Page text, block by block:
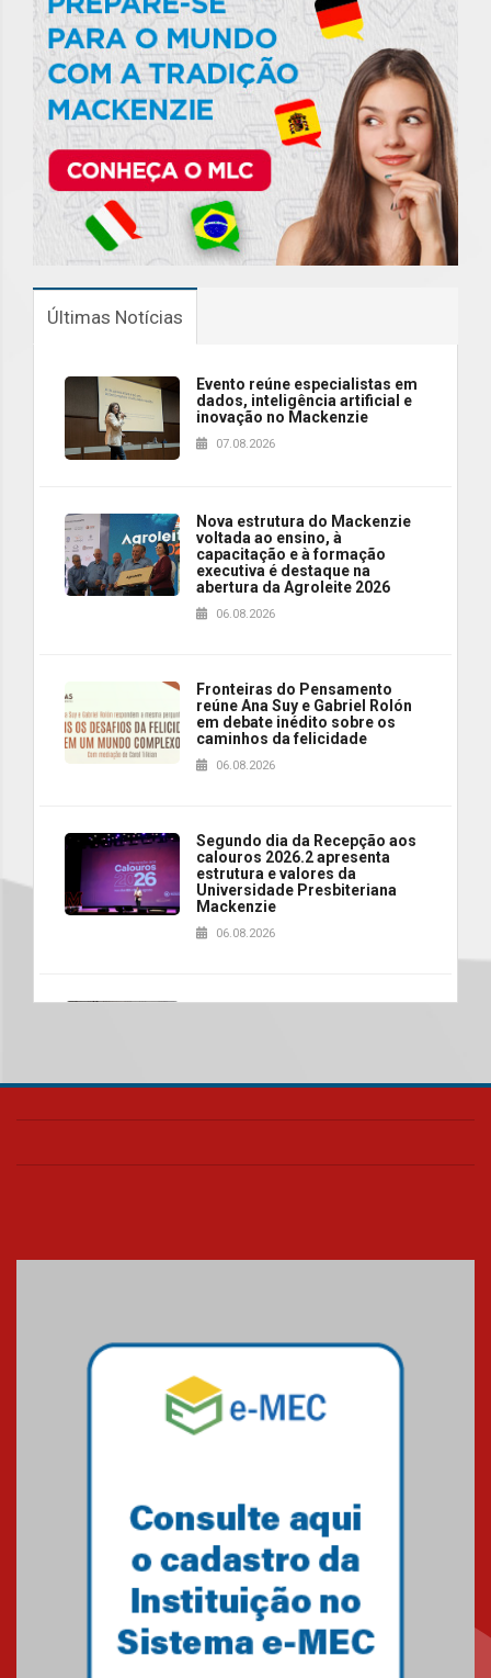
Últimas Notícias
Evento reúne especialistas em
dados, inteligência artificial e
inovação no Mackenzie
07.08.2026
Nova estrutura do Mackenzie
voltada ao ensino, à
capacitação e à formação
executiva é destaque na
abertura da Agroleite 2026
06.08.2026
Fronteiras do Pensamento
reúne Ana Suy e Gabriel Rolón
em debate inédito sobre os
caminhos da felicidade
06.08.2026
Segundo dia da Recepção aos
calouros 2026.2 apresenta
estrutura e valores da
Universidade Presbiteriana
Mackenzie
06.08.2026
realizará nova edição da Feira
04.08.2026
Mackenzie recepciona os
calouros do segundo semestre
Como o Colégio Mackenzie
Brasília prepara seus
estudantes para o PAS antes
mesmo do Ensino Médio